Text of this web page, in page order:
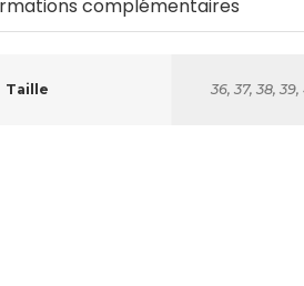
complémentaires
Taille 36, 37, 38, 39,